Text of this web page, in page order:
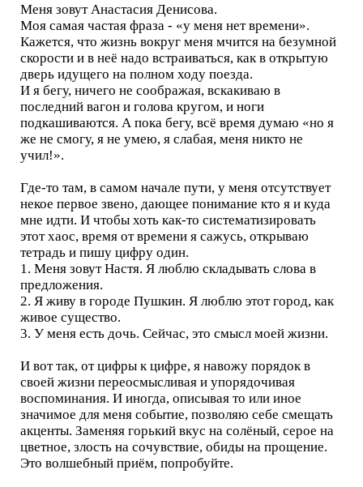
Меня зовут Анастасия Денисова.
Моя самая частая фраза - «у меня нет времени».
Кажется, что жизнь вокруг меня мчится на безумной
скорости и в неё надо встраиваться, как в открытую
дверь идущего на полном ходу поезда.
И я бегу, ничего не соображая, вскакиваю в
последний вагон и голова кругом, и ноги
подкашиваются. А пока бегу, всё время думаю «но я
же не смогу, я не умею, я слабая, меня никто не
учил!».
Где-то там, в самом начале пути, у меня отсутствует
некое первое звено, дающее понимание кто я и куда
мне идти. И чтобы хоть как-то систематизировать
этот хаос, время от времени я сажусь, открываю
тетрадь и пишу цифру один.
1. Меня зовут Настя. Я люблю складывать слова в
предложения.
2. Я живу в городе Пушкин. Я люблю этот город, как
живое существо.
3. У меня есть дочь. Сейчас, это смысл моей жизни.
И вот так, от цифры к цифре, я навожу порядок в
своей жизни переосмысливая и упорядочивая
воспоминания. И иногда, описывая то или иное
значимое для меня событие, позволяю себе смещать
акценты. Заменяя горький вкус на солёный, серое на
цветное, злость на сочувствие, обиды на прощение.
Это волшебный приём, попробуйте.